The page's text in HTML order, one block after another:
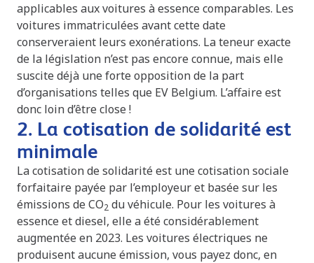
applicables aux voitures à essence comparables. Les
voitures immatriculées avant cette date
conserveraient leurs exonérations. La teneur exacte
de la législation n’est pas encore connue, mais elle
suscite déjà une forte opposition de la part
d’organisations telles que EV Belgium. L’affaire est
donc loin d’être close !
2. La cotisation de solidarité est
minimale
La cotisation de solidarité est une cotisation sociale
forfaitaire payée par l’employeur et basée sur les
émissions de CO2 du véhicule. Pour les voitures à
essence et diesel, elle a été considérablement
augmentée en 2023. Les voitures électriques ne
produisent aucune émission, vous payez donc, en